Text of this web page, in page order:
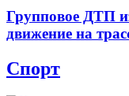
Групповое ДТП
движение на
Спорт